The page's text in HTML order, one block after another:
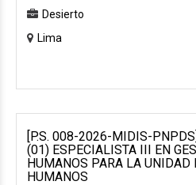
Desierto
Lima
[P.S. 008-2026-MIDIS-
(01) ESPECIALISTA III EN
HUMANOS PARA LA UNIDAD
HUMANOS